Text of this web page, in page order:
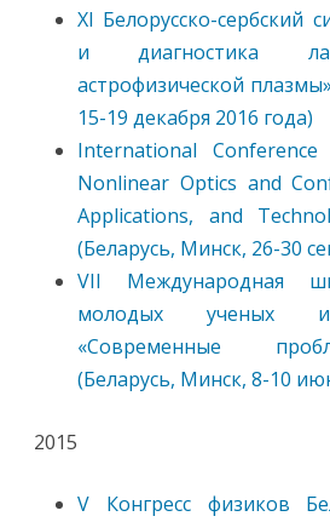
XI Белорусско-сербский
и диагностика
астрофизической
15-19 декабря 2016 года)
International
Nonlinear Optics and
Applications, and
(Беларусь, Минск, 26-30
VII Международная
молодых ученых и
«Современные
(Беларусь, Минск, 8-10
2015
V Конгресс физиков